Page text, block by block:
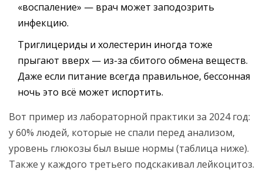
«воспаление» — врач может заподозрить
инфекцию.
Триглицериды и холестерин иногда тоже
прыгают вверх — из-за сбитого обмена веществ.
Даже если питание всегда правильное, бессонная
ночь это всё может испортить.
Вот пример из лабораторной практики за 2024 год:
у 60% людей, которые не спали перед анализом,
уровень глюкозы был выше нормы (таблица ниже).
Также у каждого третьего подскакивал лейкоцитоз.